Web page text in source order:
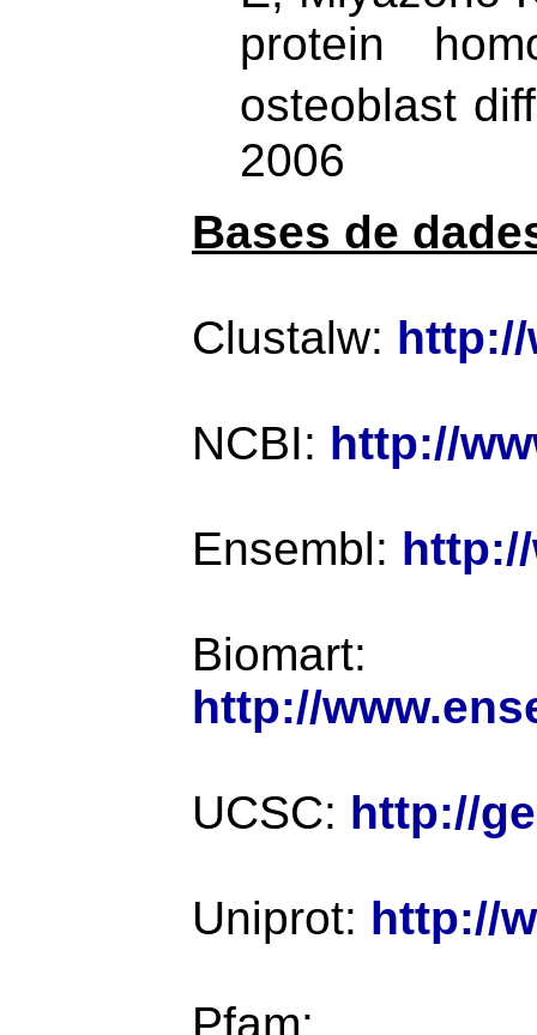
protein
osteoblast
2006
Bases de
Clustalw:
NCBI: http://
Ensembl:
Biomart:
http://
UCSC: http://
Uniprot: http://
Pfam: